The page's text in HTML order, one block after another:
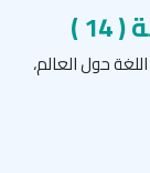
( 14 )
حول العالم،